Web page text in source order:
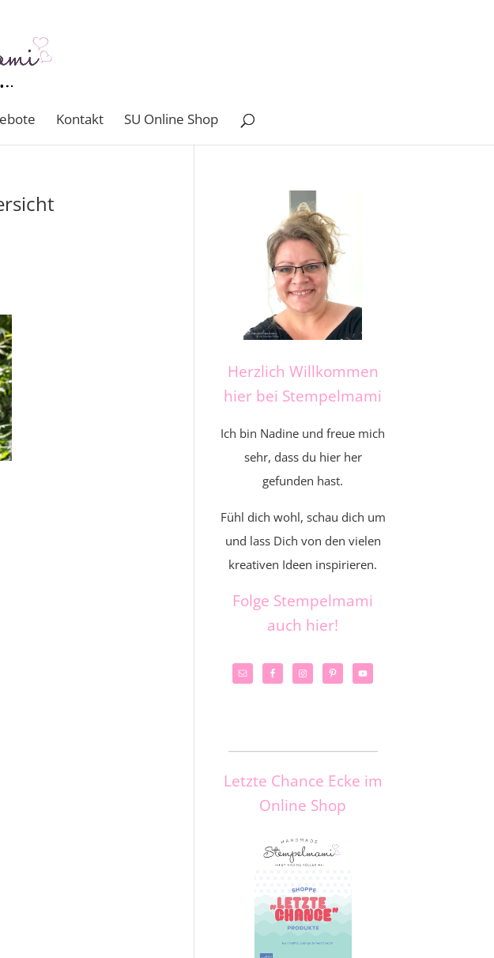
Kontakt SU Online Shop
Herzlich Willkommen
hier bei Stempelmami
Ich bin Nadine und freue mich
sehr, dass du hier her
gefunden hast.
Fühl dich wohl, schau dich um
und lass Dich von den vielen
kreativen Ideen inspirieren.
Folge Stempelmami
auch hier!
Letzte Chance Ecke im
Online Shop